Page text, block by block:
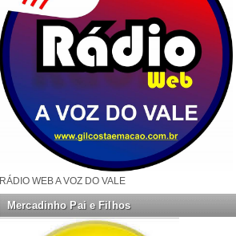
RÁDIO WEB A VOZ DO VALE
Mercadinho Pai e Filhos